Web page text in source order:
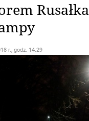
Rusałka
r., godz. 14.29